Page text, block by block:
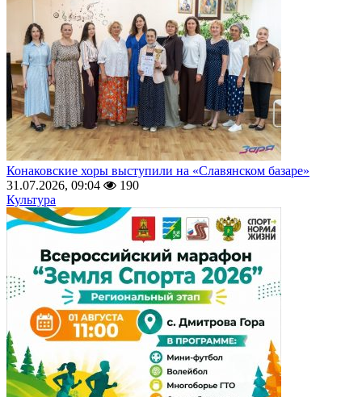
Конаковские хоры выступили на «Славянском базаре»
31.07.2026, 09:04
190
Культура